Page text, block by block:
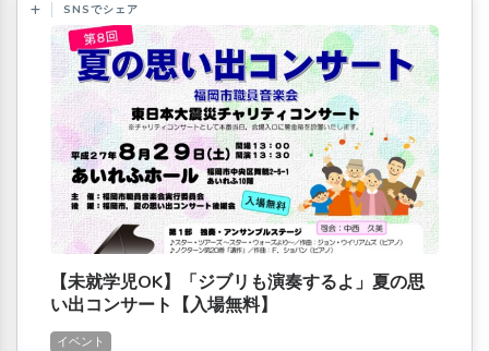
SNSでシェア
【未就学児OK】「ジブリも演奏するよ」夏の思
い出コンサート【入場無料】
イベント